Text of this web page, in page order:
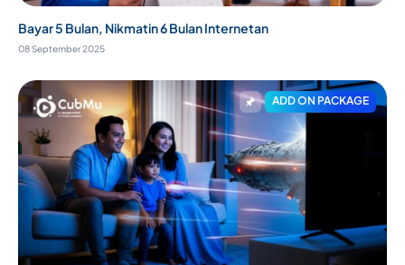
Bayar 5 Bulan, Nikmatin 6 Bulan Internetan
08 September 2025
ADD ON PACKAGE